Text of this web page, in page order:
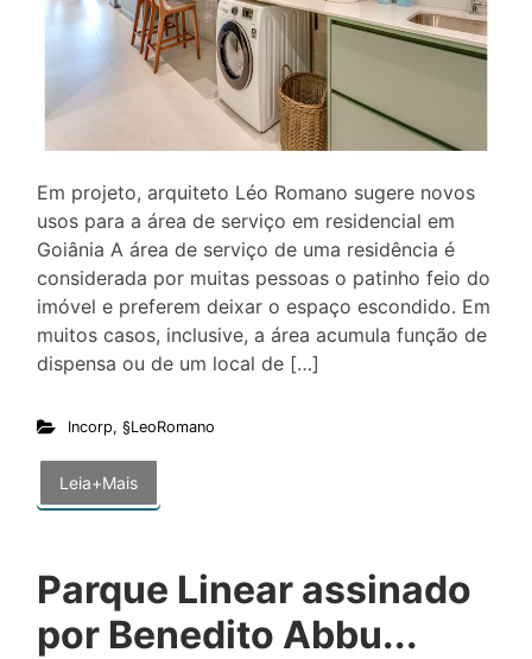
Em projeto, arquiteto Léo Romano sugere novos
usos para a área de serviço em residencial em
Goiânia A área de serviço de uma residência é
considerada por muitas pessoas o patinho feio do
imóvel e preferem deixar o espaço escondido. Em
muitos casos, inclusive, a área acumula função de
dispensa ou de um local de […]
Incorp, §LeoRomano
Leia+Mais
Parque Linear assinado
por Benedito Abbu...